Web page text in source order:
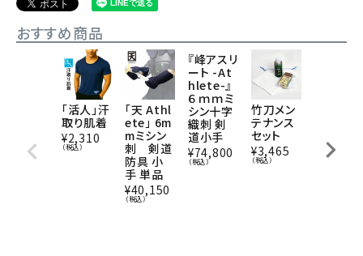
おすすめ商品
「活人」汗
取り肌着
¥2,310
（税込）
「天 Athl
ete」 6m
mミシン
刺 剣道
防具 小
手 単品
¥40,150
（税込）
『峰アスリ
ート -At
hlete-』
６ｍｍミ
シン十字
織刺 剣
道小手
¥74,800
（税込）
竹刀メン
テナンス
セット
¥3,465
（税込）
型/先中
吟仕組W